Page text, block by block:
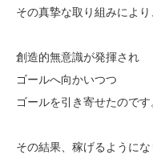
その真摯な取り組みにより
創造的無意識が発揮され
ゴールへ向かいつつ
ゴールを引き寄せたのです
その結果、稼げるようにな